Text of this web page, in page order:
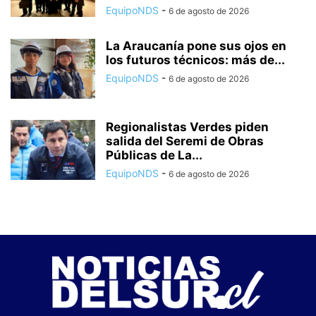
EquipoNDS - 6 de agosto de 2026
La Araucanía pone sus ojos en
los futuros técnicos: más de...
EquipoNDS - 6 de agosto de 2026
Regionalistas Verdes piden
salida del Seremi de Obras
Públicas de La...
EquipoNDS - 6 de agosto de 2026